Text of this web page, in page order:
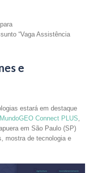
“Vaga Assistência
e
estará em destaque
Connect PLUS,
em São Paulo (SP)
mostra de tecnologia e